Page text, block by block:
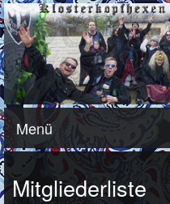
Menü
Mitgliederliste